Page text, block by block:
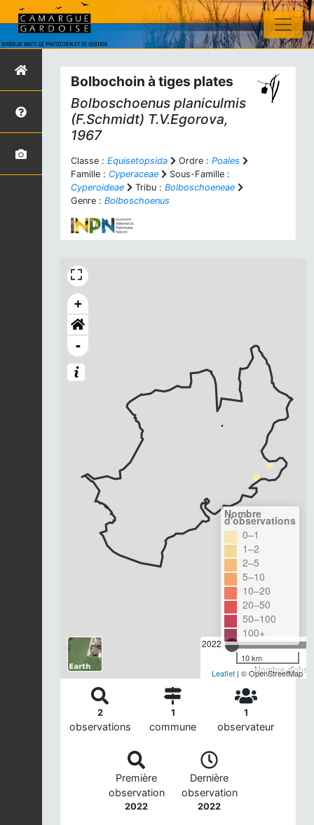
Bolbochoin à tiges plates
Bolboschoenus planiculmis
(F.Schmidt) T.V.Egorova,
1967
Classe : Equisetopsida Ordre : Poales
Famille : Cyperaceae
Sous-Famille :
Cyperoideae
Tribu : Bolboschoeneae
Genre : Bolboschoenus
+
-
2022
Nombre
Nombre
d'observations
0–1
1–2
2–5
5–10
10–20
20–50
50–100
100+
10 km
Leaflet | © OpenStreetMap
2
observations
1
commune
1
observateur
Première
observation
2022
Dernière
observation
2022